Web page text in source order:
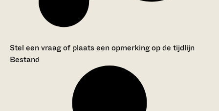
Stel een vraag of plaats een opmerking op de tijdlijn
Bestand